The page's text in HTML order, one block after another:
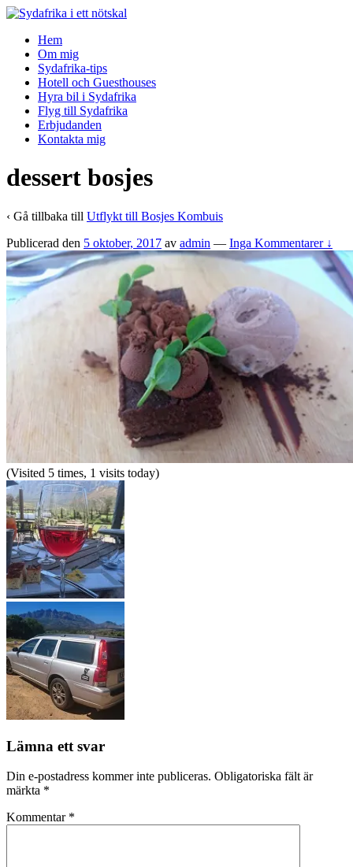
↓
Main
Content
Hem
Om mig
Sydafrika-tips
Hotell och Guesthouses
Hyra bil i Sydafrika
Flyg till Sydafrika
Erbjudanden
Kontakta mig
dessert bosjes
‹ Gå tillbaka till Utflykt till Bosjes Kombuis
Publicerad den 5 oktober, 2017 av admin — Inga Kommentarer ↓
(Visited 5 times, 1 visits today)
Lämna ett svar
Din e-postadress kommer inte publiceras. Obligatoriska fält är
märkta *
Kommentar *